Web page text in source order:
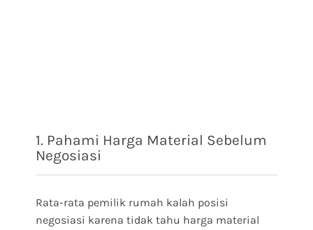
1. Pahami Harga Material Sebelum
Negosiasi
Rata-rata pemilik rumah kalah posisi
negosiasi karena tidak tahu harga material